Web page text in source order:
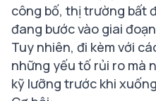
công bố, thị trường bất
đang bước vào giai
Tuy nhiên, đi kèm với
những yếu tố rủi ro mà
kỹ lưỡng trước khi